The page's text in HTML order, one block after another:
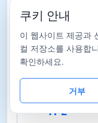
TPL-
1218M10M
TPL-
쿠키 안내
이 웹사이트 제공과
컬 저장소를 사용합
확인하세요.
거부